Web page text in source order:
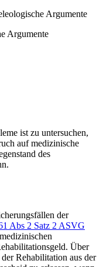
Argumente
Argumente
ist zu untersuchen,
auf medizinische
des
der
Abs 2 Satz 2 ASVG
Über
Rehabilitation aus der